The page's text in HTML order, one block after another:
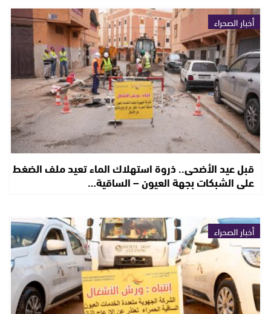
أخبار الصحراء
قبل عيد الأضحى.. ذروة استهلاك الماء تعيد ملف الضغط
على الشبكات بجهة العيون – الساقية…
أخبار الصحراء